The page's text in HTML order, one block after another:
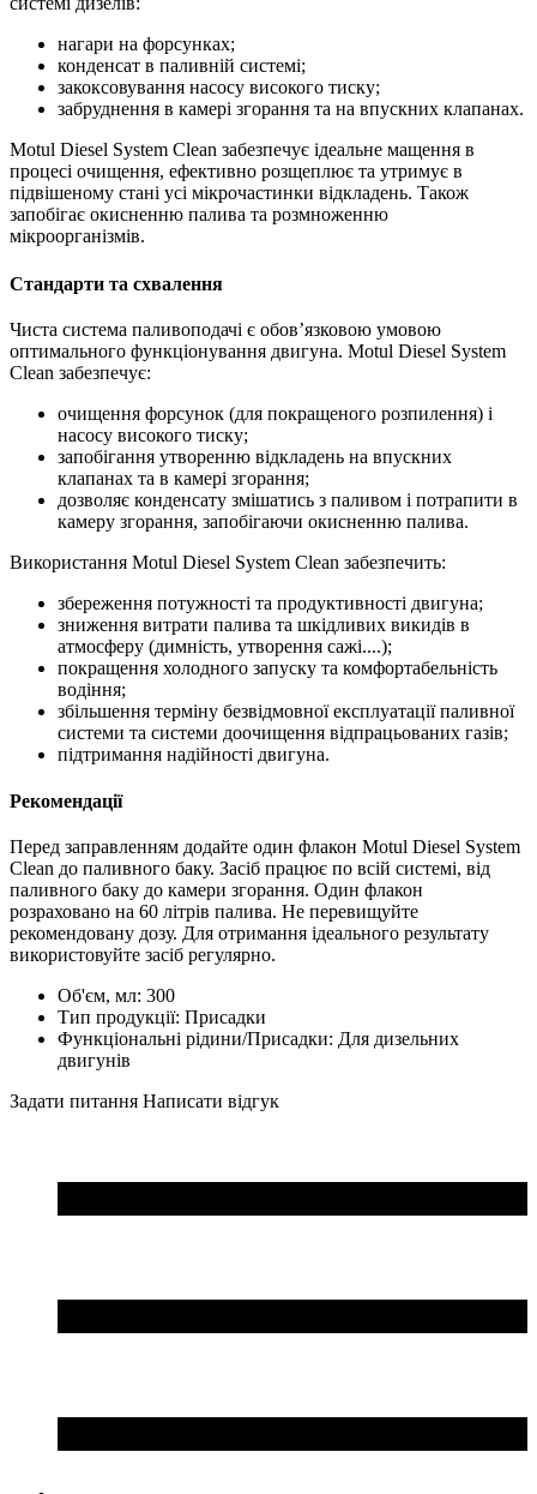
нагари на форсунках;
конденсат в паливній системі;
закоксовування насосу високого тиску;
забруднення в камері згорання та на впускних клапанах.
Motul Diesel System Clean забезпечує ідеальне мащення в
процесі очищення, ефективно розщеплює та утримує в
підвішеному стані усі мікрочастинки відкладень. Також
запобігає окисненню палива та розмноженню
мікроорганізмів.
Стандарти та схвалення
Чиста система паливоподачі є обов’язковою умовою
оптимального функціонування двигуна. Motul Diesel System
Clean забезпечує:
очищення форсунок (для покращеного розпилення) і
насосу високого тиску;
запобігання утворенню відкладень на впускних
клапанах та в камері згорання;
дозволяє конденсату змішатись з паливом і потрапити в
камеру згорання, запобігаючи окисненню палива.
Використання Motul Diesel System Clean забезпечить:
збереження потужності та продуктивності двигуна;
зниження витрати палива та шкідливих викидів в
атмосферу (димність, утворення сажі....);
покращення холодного запуску та комфортабельність
водіння;
збільшення терміну безвідмовної експлуатації паливної
системи та системи доочищення відпрацьованих газів;
підтримання надійності двигуна.
Рекомендації
Перед заправленням додайте один флакон Motul Diesel System
Clean до паливного баку. Засіб працює по всій системі, від
паливного баку до камери згорання. Один флакон
розраховано на 60 літрів палива. Не перевищуйте
рекомендовану дозу. Для отримання ідеального результату
використовуйте засіб регулярно.
Об'єм, мл: 300
Тип продукції: Присадки
Функціональні рідини/Присадки: Для дизельних
двигунів
Задати питання Написати відгук